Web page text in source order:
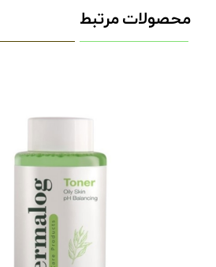
محصولات مرتبط